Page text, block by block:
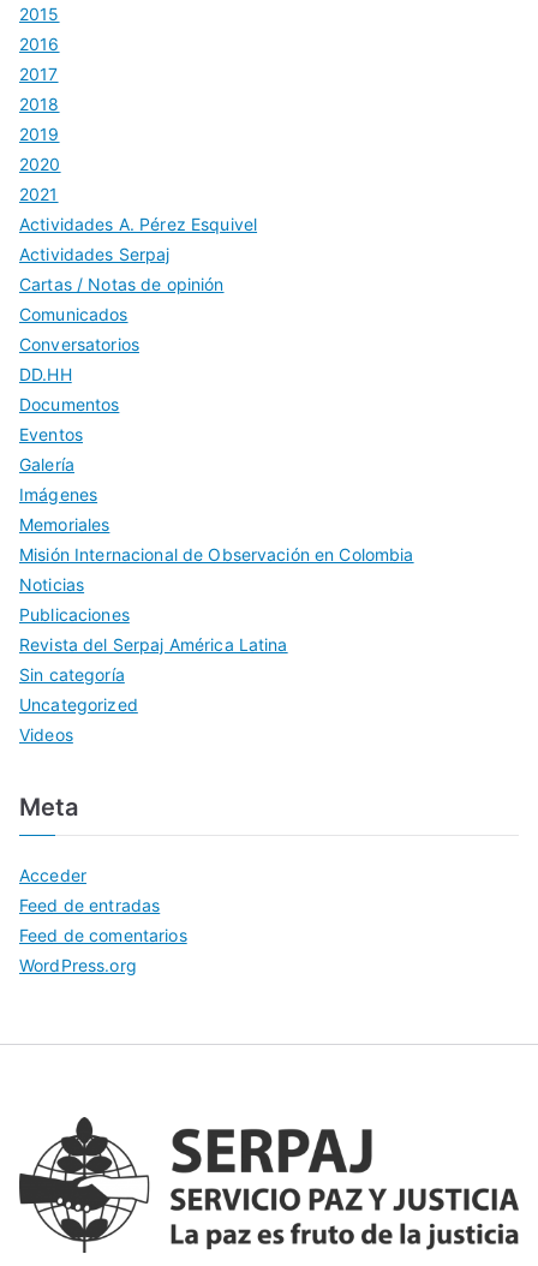
2015
2016
2017
2018
2019
2020
2021
Actividades A. Pérez Esquivel
Actividades Serpaj
Cartas / Notas de opinión
Comunicados
Conversatorios
DD.HH
Documentos
Eventos
Galería
Imágenes
Memoriales
Misión Internacional de Observación en Colombia
Noticias
Publicaciones
Revista del Serpaj América Latina
Sin categoría
Uncategorized
Videos
Meta
Acceder
Feed de entradas
Feed de comentarios
WordPress.org